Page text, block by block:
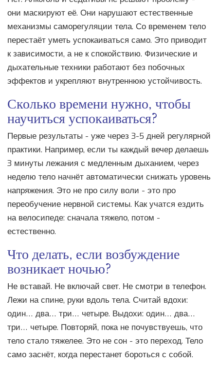
они маскируют её. Они нарушают естественные
механизмы саморегуляции тела. Со временем тело
перестаёт уметь успокаиваться само. Это приводит
к зависимости, а не к спокойствию. Физические и
дыхательные техники работают без побочных
эффектов и укрепляют внутреннюю устойчивость.
Сколько времени нужно, чтобы
научиться успокаиваться?
Первые результаты - уже через 3-5 дней регулярной
практики. Например, если ты каждый вечер делаешь
3 минуты лежания с медленным дыханием, через
неделю тело начнёт автоматически снижать уровень
напряжения. Это не про силу воли - это про
переобучение нервной системы. Как учатся ездить
на велосипеде: сначала тяжело, потом -
естественно.
Что делать, если возбуждение
возникает ночью?
Не вставай. Не включай свет. Не смотри в телефон.
Лежи на спине, руки вдоль тела. Считай вдохи:
один… два… три… четыре. Выдохи: один… два…
три… четыре. Повторяй, пока не почувствуешь, что
тело стало тяжелее. Это не сон - это переход. Тело
само заснёт, когда перестанет бороться с собой.